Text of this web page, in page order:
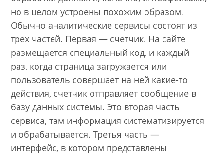
но в целом устроены похожим образом.
Обычно аналитические сервисы состоят из
трех частей. Первая — счетчик. На сайте
размещается специальный код, и каждый
раз, когда страница загружается или
пользователь совершает на ней какие-то
действия, счетчик отправляет сообщение в
базу данных системы. Это вторая часть
сервиса, там информация систематизируется
и обрабатывается. Третья часть —
интерфейс, в котором представлены